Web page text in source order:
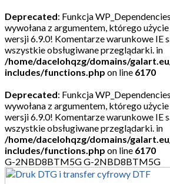
Deprecated: Funkcja
wywołana z argumentem, którego
wersji 6.9.0! Komentarze warunkowe IE
wszystkie obsługiwane przeglądarki. in
/home/dacelohqzg/domains/
includes/functions.php on line 6170
Deprecated: Funkcja
wywołana z argumentem, którego
wersji 6.9.0! Komentarze warunkowe IE
wszystkie obsługiwane przeglądarki. in
/home/dacelohqzg/domains/
includes/functions.php on line 6170
G-2NBD8BTM5GG-2NBD8BTM5G